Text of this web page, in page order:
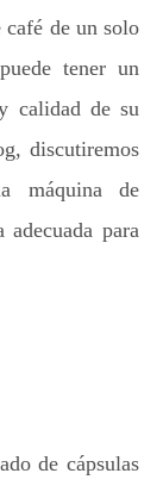
café de un solo
tener un
calidad de su
discutiremos
máquina de
adecuada para
de cápsulas